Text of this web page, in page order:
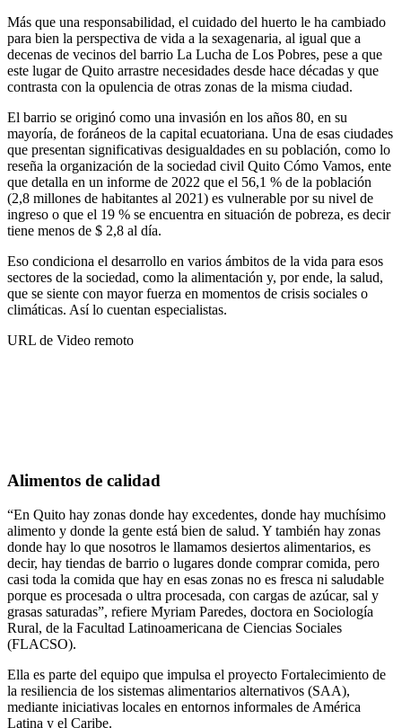
Más que una responsabilidad, el cuidado del huerto le ha cambiado
para bien la perspectiva de vida a la sexagenaria, al igual que a
decenas de vecinos del barrio La Lucha de Los Pobres, pese a que
este lugar de Quito arrastre necesidades desde hace décadas y que
contrasta con la opulencia de otras zonas de la misma ciudad.
El barrio se originó como una invasión en los años 80, en su
mayoría, de foráneos de la capital ecuatoriana. Una de esas ciudades
que presentan significativas desigualdades en su población, como lo
reseña la organización de la sociedad civil Quito Cómo Vamos, ente
que detalla en un informe de 2022 que el 56,1 % de la población
(2,8 millones de habitantes al 2021) es vulnerable por su nivel de
ingreso o que el 19 % se encuentra en situación de pobreza, es decir
tiene menos de $ 2,8 al día.
Eso condiciona el desarrollo en varios ámbitos de la vida para esos
sectores de la sociedad, como la alimentación y, por ende, la salud,
que se siente con mayor fuerza en momentos de crisis sociales o
climáticas. Así lo cuentan especialistas.
URL de Video remoto
Alimentos de calidad
“En Quito hay zonas donde hay excedentes, donde hay muchísimo
alimento y donde la gente está bien de salud. Y también hay zonas
donde hay lo que nosotros le llamamos desiertos alimentarios, es
decir, hay tiendas de barrio o lugares donde comprar comida, pero
casi toda la comida que hay en esas zonas no es fresca ni saludable
porque es procesada o ultra procesada, con cargas de azúcar, sal y
grasas saturadas”, refiere Myriam Paredes, doctora en Sociología
Rural, de la Facultad Latinoamericana de Ciencias Sociales
(FLACSO).
Ella es parte del equipo que impulsa el proyecto Fortalecimiento de
la resiliencia de los sistemas alimentarios alternativos (SAA),
mediante iniciativas locales en entornos informales de América
Latina y el Caribe.